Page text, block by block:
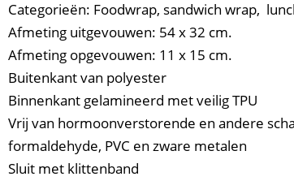
Categorieën: Foodwrap, sandwich wrap,
Afmeting uitgevouwen: 54 x 32 cm.
Afmeting opgevouwen: 11 x 15 cm.
Buitenkant van polyester
Binnenkant gelamineerd met veilig TPU
Vrij van hormoonverstorende en andere
formaldehyde, PVC en zware metalen
Sluit met klittenband